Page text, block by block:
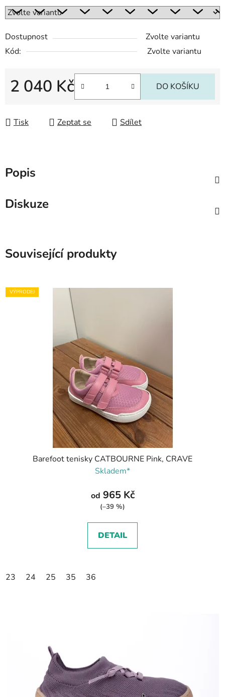
Dostupnost
Zvolte variantu
Kód:
Zvolte variantu
2 040 Kč DO KOŠÍKU
Tisk Zeptat se Sdílet
Popis
Diskuze
Související produkty
VÝPRODEJ
Barefoot tenisky CATBOURNE Pink, CRAVE
Skladem*
od 965 Kč
(–39 %)
DETAIL
23 24 25 35 36